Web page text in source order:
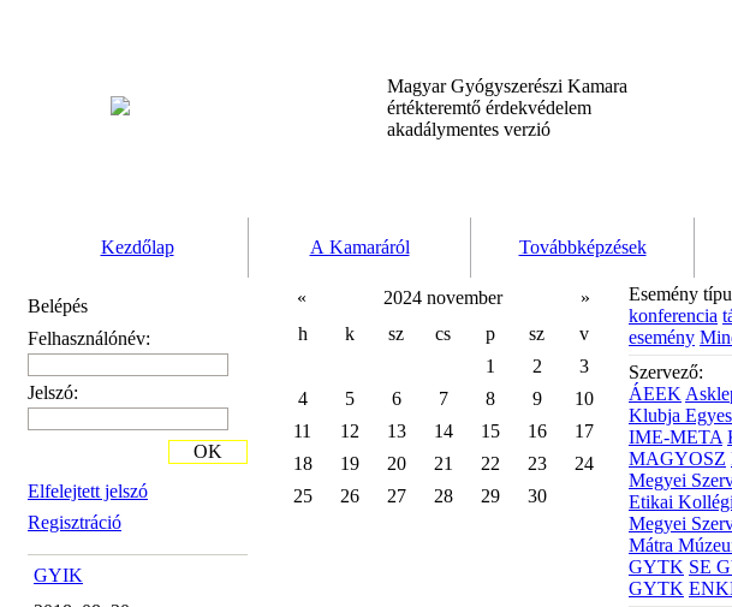
Magyar Gyógyszerészi Kamara
értékteremtő érdekvédelem
akadálymentes verzió
Kezdőlap A Kamaráról Továbbképzések
Belépés
Felhasználónév:
Jelszó:
Elfelejtett jelszó
Regisztráció
OK
GYIK
« 2024 november
»
h
k sz cs p sz
v
1
2
3
4
5 6 7 8 9
10
11
12 13 14 15 16
17
18
19 20 21 22 23
24
25
26 27 28 29 30
Esemény
konferencia
esemény
Szervező:
ÁEEK
Klubja
IME-META
MAGYOSZ
Megyei
Etikai
Megyei
Mátra
GYTK SE
GYTK